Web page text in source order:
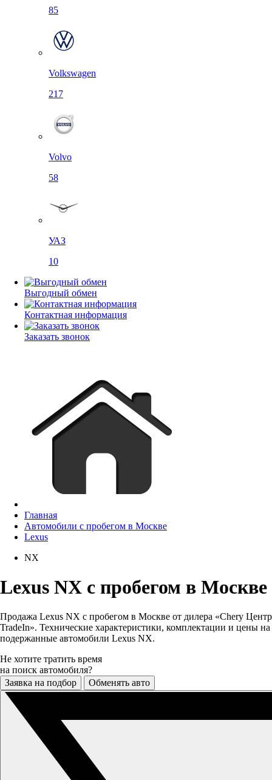
85
Volkswagen
217
Volvo
58
УАЗ
10
Выгодный обмен
Контактная информация
Заказать звонок
Главная
Автомобили с пробегом в Москве
Lexus
NX
Lexus NX с пробегом в Москве
Продажа Lexus NX с пробегом в Москве от дилера «Chery Центр
TradeIn». Технические характеристики, комплектации и цены на
подержанные автомобили Lexus NX.
Не хотите тратить время
на поиск автомобиля?
Заявка на подбор
Обменять авто